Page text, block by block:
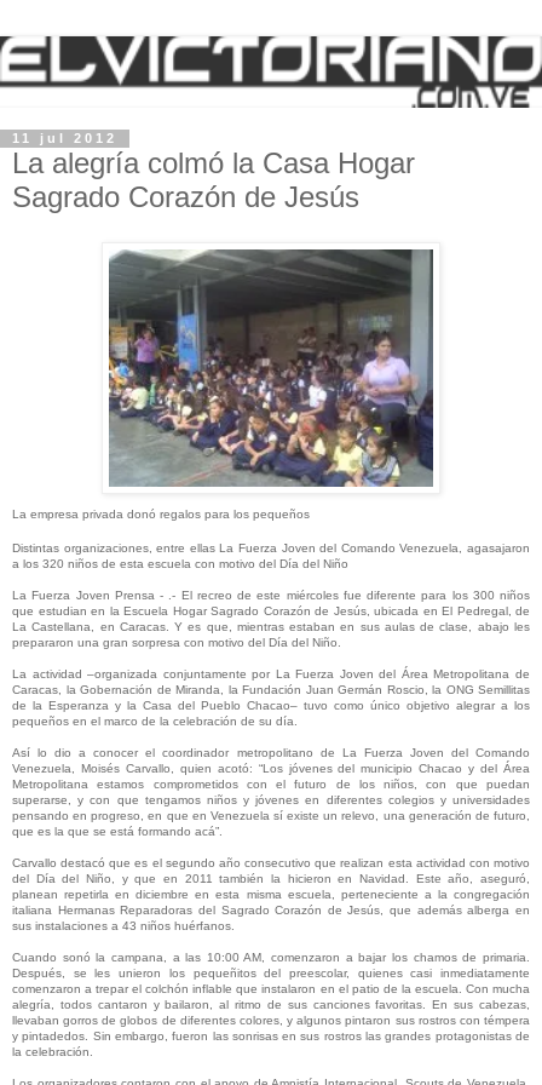
11 jul 2012
La alegría colmó la Casa Hogar
Sagrado Corazón de Jesús
La empresa privada donó regalos para los pequeños
Distintas organizaciones, entre ellas La Fuerza Joven del Comando Venezuela, agasajaron
a los 320 niños de esta escuela con motivo del Día del Niño
La Fuerza Joven Prensa - .- El recreo de este miércoles fue diferente para los 300 niños
que estudian en la Escuela Hogar Sagrado Corazón de Jesús, ubicada en El Pedregal, de
La Castellana, en Caracas. Y es que, mientras estaban en sus aulas de clase, abajo les
prepararon una gran sorpresa con motivo del Día del Niño.
La actividad –organizada conjuntamente por La Fuerza Joven del Área Metropolitana de
Caracas, la Gobernación de Miranda, la Fundación Juan Germán Roscio, la ONG Semillitas
de la Esperanza y la Casa del Pueblo Chacao– tuvo como único objetivo alegrar a los
pequeños en el marco de la celebración de su día.
Así lo dio a conocer el coordinador metropolitano de La Fuerza Joven del Comando
Venezuela, Moisés Carvallo, quien acotó: “Los jóvenes del municipio Chacao y del Área
Metropolitana estamos comprometidos con el futuro de los niños, con que puedan
superarse, y con que tengamos niños y jóvenes en diferentes colegios y universidades
pensando en progreso, en que en Venezuela sí existe un relevo, una generación de futuro,
que es la que se está formando acá”.
Carvallo destacó que es el segundo año consecutivo que realizan esta actividad con motivo
del Día del Niño, y que en 2011 también la hicieron en Navidad. Este año, aseguró,
planean repetirla en diciembre en esta misma escuela, perteneciente a la congregación
italiana Hermanas Reparadoras del Sagrado Corazón de Jesús, que además alberga en
sus instalaciones a 43 niños huérfanos.
Cuando sonó la campana, a las 10:00 AM, comenzaron a bajar los chamos de primaria.
Después, se les unieron los pequeñitos del preescolar, quienes casi inmediatamente
comenzaron a trepar el colchón inflable que instalaron en el patio de la escuela. Con mucha
alegría, todos cantaron y bailaron, al ritmo de sus canciones favoritas. En sus cabezas,
llevaban gorros de globos de diferentes colores, y algunos pintaron sus rostros con témpera
y pintadedos. Sin embargo, fueron las sonrisas en sus rostros las grandes protagonistas de
la celebración.